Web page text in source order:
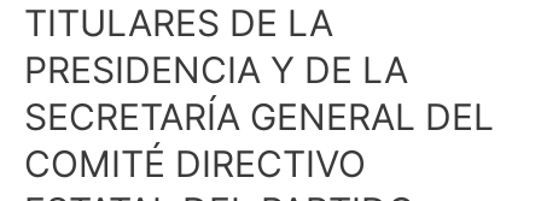
TITULARES DE LA
PRESIDENCIA Y DE LA
SECRETARÍA GENERAL DEL
COMITÉ DIRECTIVO